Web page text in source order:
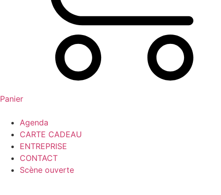
Panier
Agenda
CARTE CADEAU
ENTREPRISE
CONTACT
Scène ouverte